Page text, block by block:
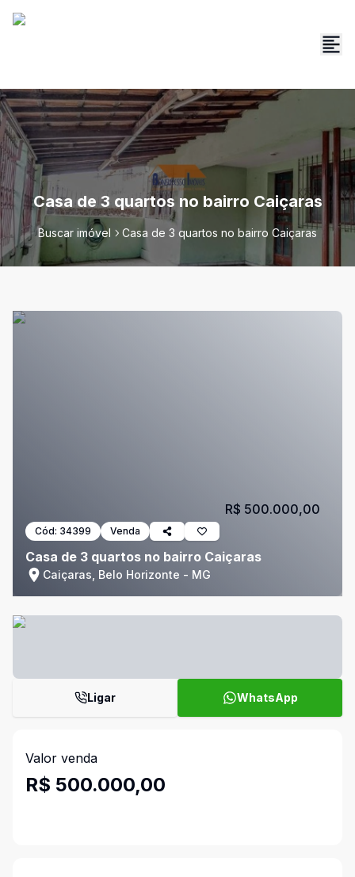
Casa de 3 quartos no bairro Caiçaras
Buscar imóvel Casa de 3 quartos no bairro Caiçaras
Cód: 34399 Venda
Casa de 3 quartos no bairro Caiçaras
Caiçaras, Belo Horizonte - MG
R$ 500.000,00
Ligar WhatsApp
Valor venda
R$ 500.000,00